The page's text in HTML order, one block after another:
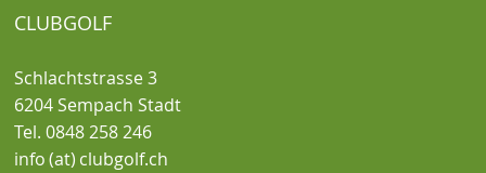
CLUBGOLF
Schlachtstrasse 3
6204 Sempach Stadt
Tel. 0848 258 246
info (at) clubgolf.ch